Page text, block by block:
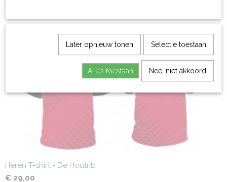
Heren T-shirt - De Houtrib
€ 29,00
Later opnieuw tonen Selectie toestaan
Alles toestaan Nee, niet akkoord